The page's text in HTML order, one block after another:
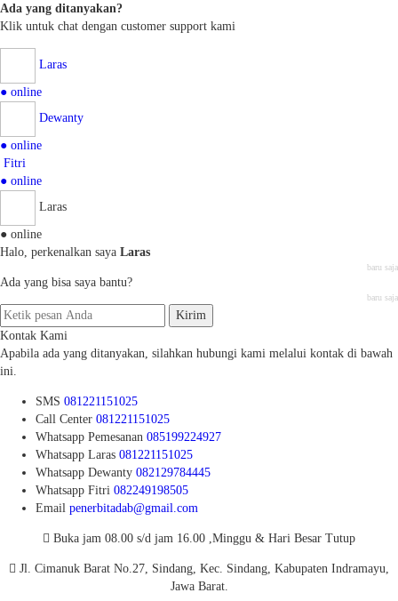
Ada yang ditanyakan?
Klik untuk chat dengan customer support kami
Laras
● online
Dewanty
● online
Fitri
● online
Laras
● online
Halo, perkenalkan saya Laras
baru saja
Ada yang bisa saya bantu?
baru saja
Kirim
Kontak Kami
Apabila ada yang ditanyakan, silahkan hubungi kami melalui kontak di bawah
ini.
SMS 081221151025
Call Center 081221151025
Whatsapp Pemesanan 085199224927
Whatsapp Laras 081221151025
Whatsapp Dewanty 082129784445
Whatsapp Fitri 082249198505
Email penerbitadab@gmail.com
Buka jam 08.00 s/d jam 16.00 ,Minggu & Hari Besar Tutup
Jl. Cimanuk Barat No.27, Sindang, Kec. Sindang, Kabupaten Indramayu,
Jawa Barat.